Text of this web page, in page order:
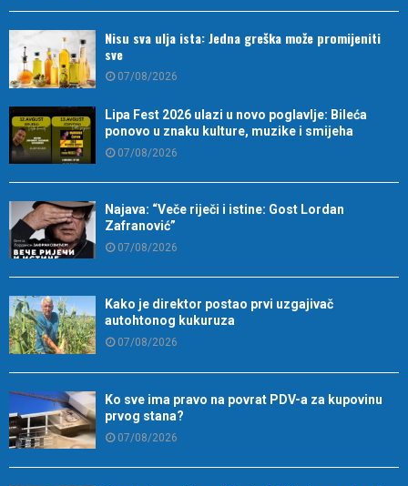
Nisu sva ulja ista: Jedna greška može promijeniti
sve
07/08/2026
Lipa Fest 2026 ulazi u novo poglavlje: Bileća
ponovo u znaku kulture, muzike i smijeha
07/08/2026
Najava: “Veče riječi i istine: Gost Lordan
Zafranović”
07/08/2026
Kako je direktor postao prvi uzgajivač
autohtonog kukuruza
07/08/2026
Ko sve ima pravo na povrat PDV-a za kupovinu
prvog stana?
07/08/2026